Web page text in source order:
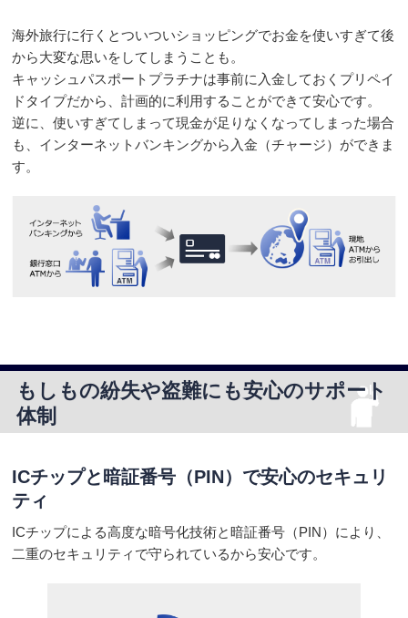
海外旅行に行くとついついショッピングでお金を使いすぎて後
から大変な思いをしてしまうことも。
キャッシュパスポートプラチナは事前に入金しておくプリペイ
ドタイプだから、計画的に利用することができて安心です。
逆に、使いすぎてしまって現金が足りなくなってしまった場合
も、インターネットバンキングから入金（チャージ）ができま
す。
もしもの紛失や盗難にも安心のサポート
体制
ICチップと暗証番号（PIN）で安心のセキュリ
ティ
ICチップによる高度な暗号化技術と暗証番号（PIN）により、
二重のセキュリティで守られているから安心です。